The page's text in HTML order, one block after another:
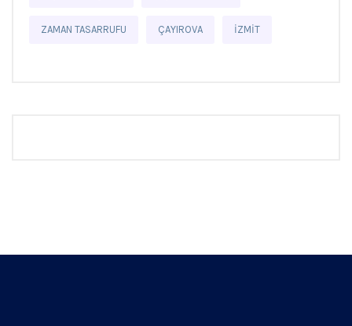
ZAMAN TASARRUFU ÇAYIROVA İZMIT